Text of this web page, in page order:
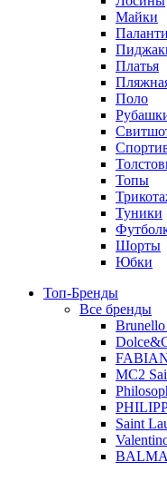
Майки
Платья
Поло
Топы
Туники
Шорты
Юбки
Топ-Бренды
Все бренды
MC2
Saint